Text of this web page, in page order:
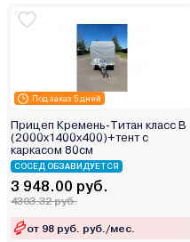
Под заказ 5 дней
Прицеп Кремень-Титан класс В
(2000х1400х400)+тент с
каркасом 80см
СОСЕД ОБЗАВИДУЕТСЯ
3 948.00 руб.
4303.32 руб.
от 98 руб. руб./мес.